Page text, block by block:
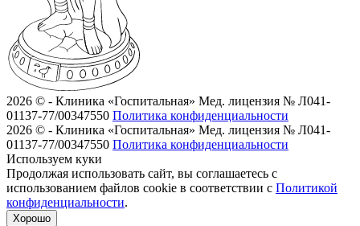
2026 © - Клиника «Госпитальная» Мед. лицензия № Л041-
01137-77/00347550 Политика конфиденциальности
2026 © - Клиника «Госпитальная» Мед. лицензия № Л041-
01137-77/00347550 Политика конфиденциальности
Используем куки
Продолжая использовать сайт, вы соглашаетесь с
использованием файлов cookie в соответствии с Политикой
конфиденциальности.
Хорошо